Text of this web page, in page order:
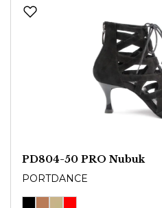
PD804-50 PRO Nubuk
PORTDANCE